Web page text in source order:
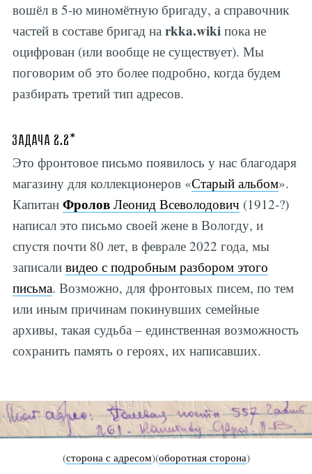
вошёл в 5-ю миномётную бригаду, а справочник
частей в составе бригад на rkka.wikiпока не
оцифрован (или вообще не существует). Мы
поговорим об это более подробно, когда будем
разбирать третий тип адресов.
Задача 2.2*
Это фронтовое письмо появилось у нас благодаря
магазину для коллекционеров «Старый альбом».
Капитан Фролов Леонид Всеволодович (1912-?)
написал это письмо своей жене в Вологду, и
спустя почти 80 лет, в феврале 2022 года, мы
записали видео с подробным разбором этого
письма. Возможно, для фронтовых писем, по тем
или иным причинам покинувших семейные
архивы, такая судьба – единственная возможность
сохранить память о героях, их написавших.
(сторона с адресом)(оборотная сторона)